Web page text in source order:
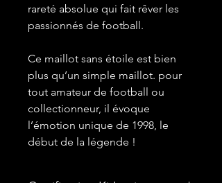
rareté absolue qui fait rêver les
passionnés de football.
Ce maillot sans étoile est bien
plus qu’un simple maillot. pour
tout amateur de football ou
collectionneur, il évoque
l’émotion unique de 1998, le
début de la légende !